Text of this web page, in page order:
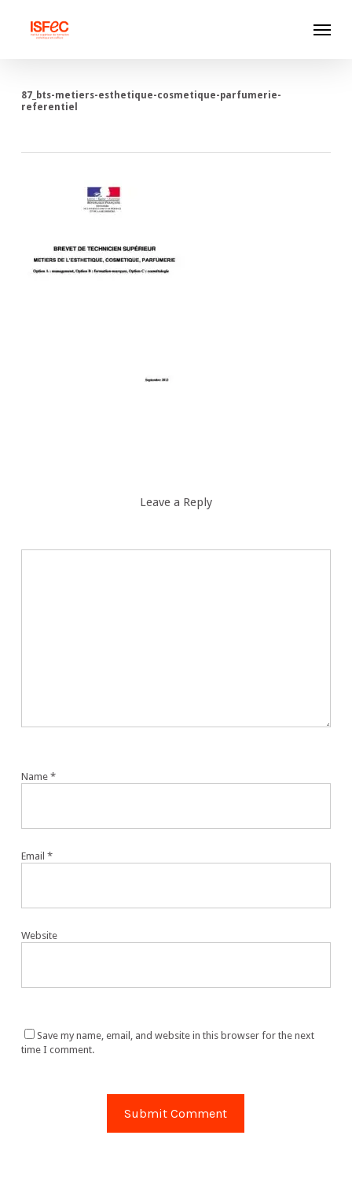
87_bts-metiers-esthetique-cosmetique-parfumerie-
referentiel
Leave a Reply
Name *
Email *
Website
Save my name, email, and website in this browser for the next
time I comment.